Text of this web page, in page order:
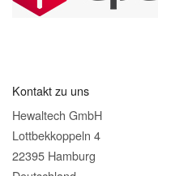
Kontakt zu uns
Hewaltech GmbH
Lottbekkoppeln 4
22395 Hamburg